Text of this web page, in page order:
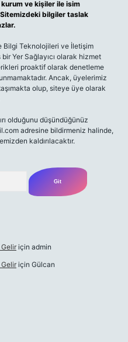
kurum ve kişiler ile isim
bilgiler taslak
Bilgi Teknolojileri ve İletişim
Yer Sağlayıcı olarak hizmet
proaktif olarak denetleme
Ancak, üyelerimiz
olup, siteye üye olarak
olduğunu düşündüğünüz
adresine bildirmeniz halinde,
kaldırılacaktır.
için admin
için Gülcan